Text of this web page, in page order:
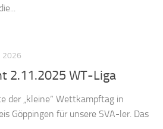
2026
2.11.2025 WT-Liga
der „kleine“ Wettkampftag in
Göppingen für unsere SVA-ler. Das